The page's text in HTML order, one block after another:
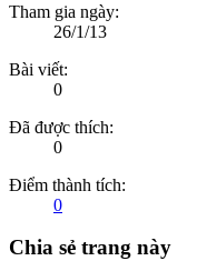
Tham gia ngày:
26/1/13
Bài viết:
0
Đã được thích:
0
Điểm thành tích:
0
Chia sẻ trang này